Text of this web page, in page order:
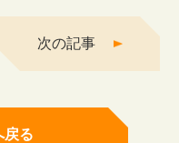
次の記事
戻る